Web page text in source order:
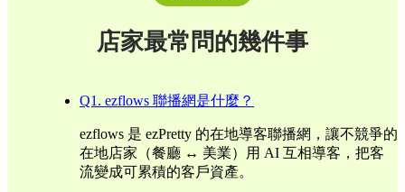
店家最常問的幾件事
Q1. ezflows 聯播網是什麼？
ezflows 是 ezPretty 的在地導客聯播網，讓不競爭的
在地店家（餐廳 ↔ 美業）用 AI 互相導客，把客
流變成可累積的客戶資產。